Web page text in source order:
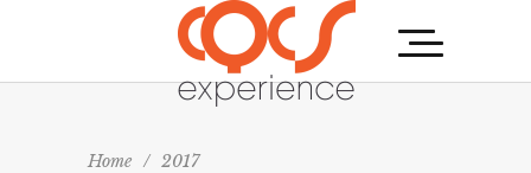
Home / 2017